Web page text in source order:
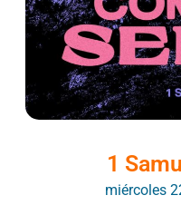
1
miércoles